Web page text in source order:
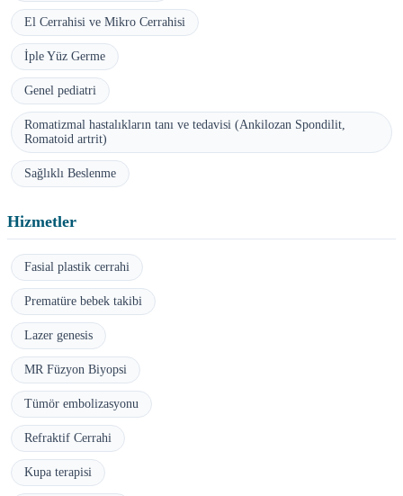
El Cerrahisi ve Mikro Cerrahisi
İple Yüz Germe
Genel pediatri
Romatizmal hastalıkların tanı ve tedavisi (Ankilozan Spondilit,
Romatoid artrit)
Sağlıklı Beslenme
Hizmetler
Fasial plastik cerrahi
Prematüre bebek takibi
Lazer genesis
MR Füzyon Biyopsi
Tümör embolizasyonu
Refraktif Cerrahi
Kupa terapisi